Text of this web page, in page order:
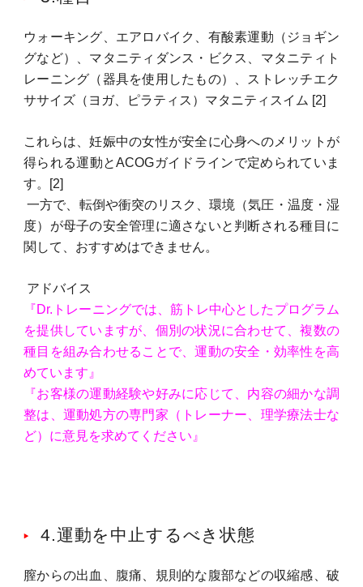
ウォーキング、エアロバイク、有酸素運動（ジョギン
グなど）、マタニティダンス・ビクス、マタニティト
レーニング（器具を使用したもの）、ストレッチエク
ササイズ（ヨガ、ピラティス）マタニティスイム [2]
これらは、妊娠中の女性が安全に心身へのメリットが
得られる運動とACOGガイドラインで定められていま
す。[2]
一方で、転倒や衝突のリスク、環境（気圧・温度・湿
度）が母子の安全管理に適さないと判断される種目に
関して、おすすめはできません。
アドバイス
『Dr.トレーニングでは、筋トレ中心としたプログラム
を提供していますが、個別の状況に合わせて、複数の
種目を組み合わせることで、運動の安全・効率性を高
めています』
『お客様の運動経験や好みに応じて、内容の細かな調
整は、運動処方の専門家（トレーナー、理学療法士な
ど）に意見を求めてください』
4.運動を中止するべき状態
膣からの出血、腹痛、規則的な腹部などの収縮感、破